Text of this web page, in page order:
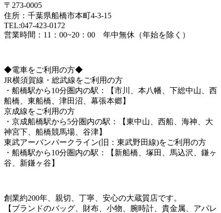
〒273-0005
住所：千葉県船橋市本町4-3-15
TEL:047-423-0172
営業時間：11：00~20：00 年中無休（年始を除く）
◆電車をご利用の方◆
JR横須賀線・総武線をご利用の方
・船橋駅から10分圏内の駅：【市川、本八幡、下総中山、西
船橋、東船橋、津田沼、幕張本郷】
京成線をご利用の方
・京成船橋駅から5分圏内の駅：【東中山、西船、海神、大
神宮下、船橋競馬場、谷津】
東武アーバンパークライン(旧：東武野田線)をご利用の方
・船橋駅から10分圏内の駅：【新船橋、塚田、馬込沢、鎌ヶ
谷、新鎌ヶ谷】
創業約200年、親切、丁寧、安心の大蔵質店です。
【ブランドのバッグ、財布、小物、腕時計、貴金属、アパレ